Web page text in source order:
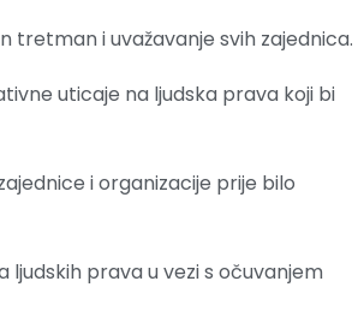
tretman i uvažavanje svih zajednica.
uticaje na ljudska prava koji bi
i organizacije prije bilo
prava u vezi s očuvanjem